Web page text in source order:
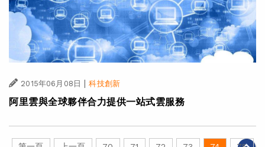
2015年06月08日 | 科技創新
阿里雲與全球夥伴合力提供一站式雲服務